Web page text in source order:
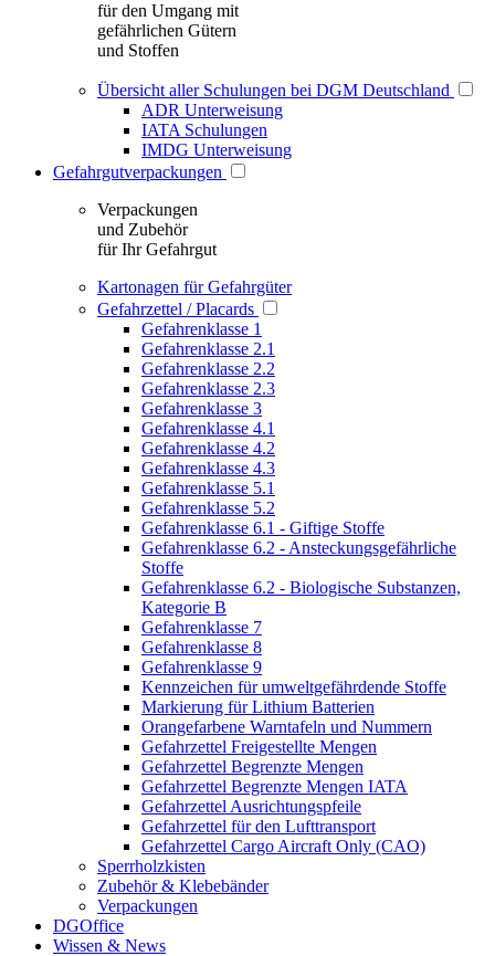
für den Umgang mit
gefährlichen Gütern
und Stoffen
Übersicht aller Schulungen bei DGM Deutschland
ADR Unterweisung
IATA Schulungen
IMDG Unterweisung
Gefahrgutverpackungen
Verpackungen
und Zubehör
für Ihr Gefahrgut
Kartonagen für Gefahrgüter
Gefahrzettel / Placards
Gefahrenklasse 1
Gefahrenklasse 2.1
Gefahrenklasse 2.2
Gefahrenklasse 2.3
Gefahrenklasse 3
Gefahrenklasse 4.1
Gefahrenklasse 4.2
Gefahrenklasse 4.3
Gefahrenklasse 5.1
Gefahrenklasse 5.2
Gefahrenklasse 6.1 - Giftige Stoffe
Gefahrenklasse 6.2 - Ansteckungsgefährliche
Stoffe
Gefahrenklasse 6.2 - Biologische Substanzen,
Kategorie B
Gefahrenklasse 7
Gefahrenklasse 8
Gefahrenklasse 9
Kennzeichen für umweltgefährdende Stoffe
Markierung für Lithium Batterien
Orangefarbene Warntafeln und Nummern
Gefahrzettel Freigestellte Mengen
Gefahrzettel Begrenzte Mengen
Gefahrzettel Begrenzte Mengen IATA
Gefahrzettel Ausrichtungspfeile
Gefahrzettel für den Lufttransport
Gefahrzettel Cargo Aircraft Only (CAO)
Sperrholzkisten
Zubehör & Klebebänder
Verpackungen
DGOffice
Wissen & News